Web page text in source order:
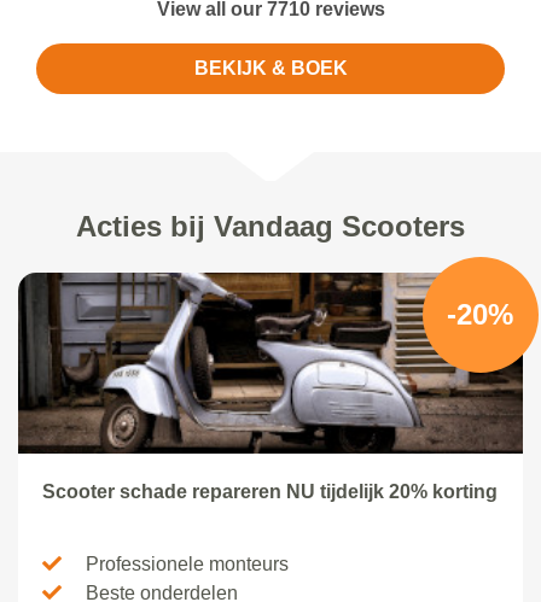
View all our 7710 reviews
BEKIJK & BOEK
Acties bij Vandaag Scooters
-20%
Scooter schade repareren NU tijdelijk 20% korting
Professionele monteurs
Beste onderdelen